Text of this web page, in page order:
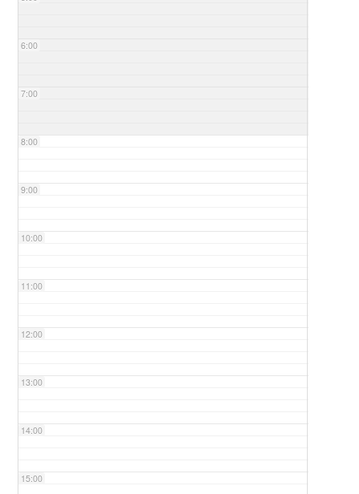
6:00
7:00
8:00
9:00
10:00
11:00
12:00
13:00
14:00
15:00